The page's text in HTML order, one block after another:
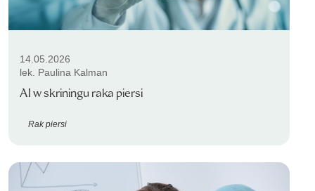
14.05.2026
lek. Paulina Kalman
AI w skriningu raka piersi
Rak piersi